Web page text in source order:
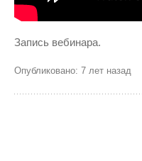
Запись вебинара.
Опубликовано: 7 лет назад